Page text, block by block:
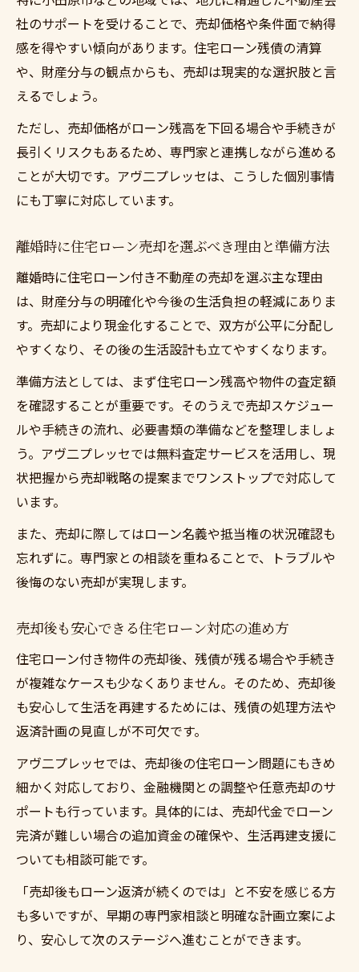
売却後の住宅ローン残債と生活設計のコツ
離婚後の住宅ローン売却で備える生活再建
法
専門家が語る離婚と住宅ローン売却の注意点
要アドバイス
住宅ローン売却時に離婚で見落としがちな
リスク
ポイント
専門家視点で解説する住宅ローン売却の落
とし穴
離婚時の住宅ローン売却で失敗しない注意
点
任意売却による負担軽減で前向きに再出発する
には
離婚後の住宅ローン任意売却で負担を減ら
す秘訣
任意売却で住宅ローン負担を軽減し新生活
離婚時に選ぶべき住宅ローン任意売却のポ
イント
住宅ローン任意売却で離婚後の安心を実現
離婚と住宅ローン任意売却の流れと注意点
解説
失敗しない離婚時住宅ローン売却の進め方とは
離婚と住宅ローン売却を円滑に進めるため
の手順
住宅ローン売却の失敗例から学ぶ離婚時の
注意点
離婚時に住宅ローン売却で後悔しない方法
とは
住宅ローン売却の進め方で離婚後の不安を
解消
離婚と住宅ローン売却の成功に導く秘訣
社のサポートを受けることで、売却価格や条件面で納得
感を得やすい傾向があります。住宅ローン残債の清算
や、財産分与の観点からも、売却は現実的な選択肢と言
えるでしょう。
ただし、売却価格がローン残高を下回る場合や手続きが
長引くリスクもあるため、専門家と連携しながら進める
ことが大切です。アヴ二プレッセは、こうした個別事情
にも丁寧に対応しています。
離婚時に住宅ローン売却を選ぶべき理由と準備方法
離婚時に住宅ローン付き不動産の売却を選ぶ主な理由
は、財産分与の明確化や今後の生活負担の軽減にありま
す。売却により現金化することで、双方が公平に分配し
やすくなり、その後の生活設計も立てやすくなります。
準備方法としては、まず住宅ローン残高や物件の査定額
を確認することが重要です。そのうえで売却スケジュー
ルや手続きの流れ、必要書類の準備などを整理しましょ
う。アヴ二プレッセでは無料査定サービスを活用し、現
状把握から売却戦略の提案までワンストップで対応して
います。
また、売却に際してはローン名義や抵当権の状況確認も
忘れずに。専門家との相談を重ねることで、トラブルや
後悔のない売却が実現します。
売却後も安心できる住宅ローン対応の進め方
住宅ローン付き物件の売却後、残債が残る場合や手続き
が複雑なケースも少なくありません。そのため、売却後
も安心して生活を再建するためには、残債の処理方法や
返済計画の見直しが不可欠です。
アヴ二プレッセでは、売却後の住宅ローン問題にもきめ
細かく対応しており、金融機関との調整や任意売却のサ
ポートも行っています。具体的には、売却代金でローン
完済が難しい場合の追加資金の確保や、生活再建支援に
ついても相談可能です。
「売却後もローン返済が続くのでは」と不安を感じる方
も多いですが、早期の専門家相談と明確な計画立案によ
り、安心して次のステージへ進むことができます。